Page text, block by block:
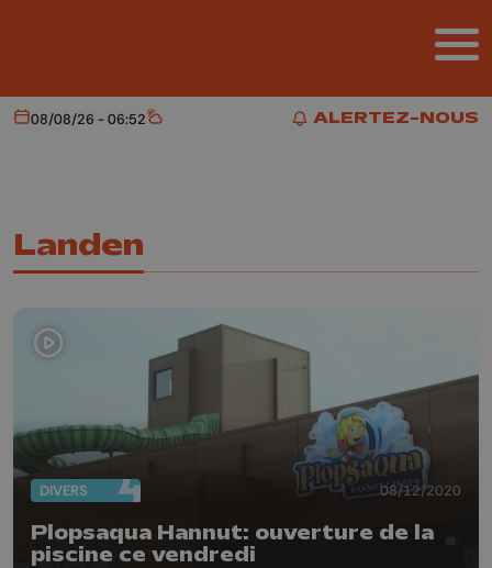
ALERTEZ-NOUS
ALERTEZ-NOUS
Aujourd'hui
08/08/26 - 06:52 Météo
Landen
DIVERS 08/12/2020
Plopsaqua Hannut: ouverture de la
piscine ce vendredi